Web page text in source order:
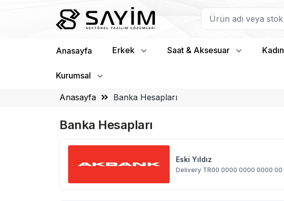
Anasayfa Erkek Saat & Aksesuar Kadın
Kurumsal
Anasayfa Banka Hesapları
Banka Hesapları
Eski Yıldız
Delivery TR00 0000 0000 0000 00